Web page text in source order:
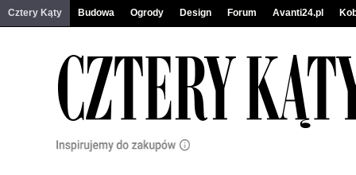
Cztery Kąty Budowa Ogrody Design Forum Avanti24.pl